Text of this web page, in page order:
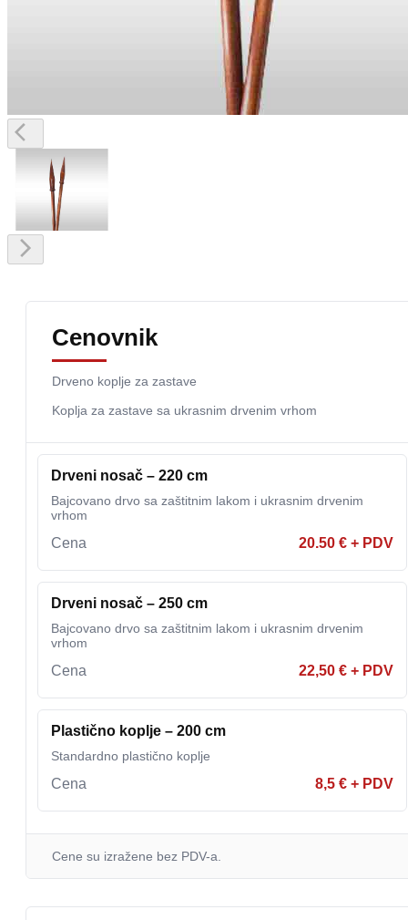
Cenovnik
Drveno koplje za zastave
Koplja za zastave sa ukrasnim drvenim vrhom
Drveni nosač – 220 cm
Bajcovano drvo sa zaštitnim lakom i ukrasnim drvenim
vrhom
Cena 20.50 € + PDV
Drveni nosač – 250 cm
Bajcovano drvo sa zaštitnim lakom i ukrasnim drvenim
vrhom
Cena 22,50 € + PDV
Plastično koplje – 200 cm
Standardno plastično koplje
Cena 8,5 € + PDV
Cene su izražene bez PDV-a.